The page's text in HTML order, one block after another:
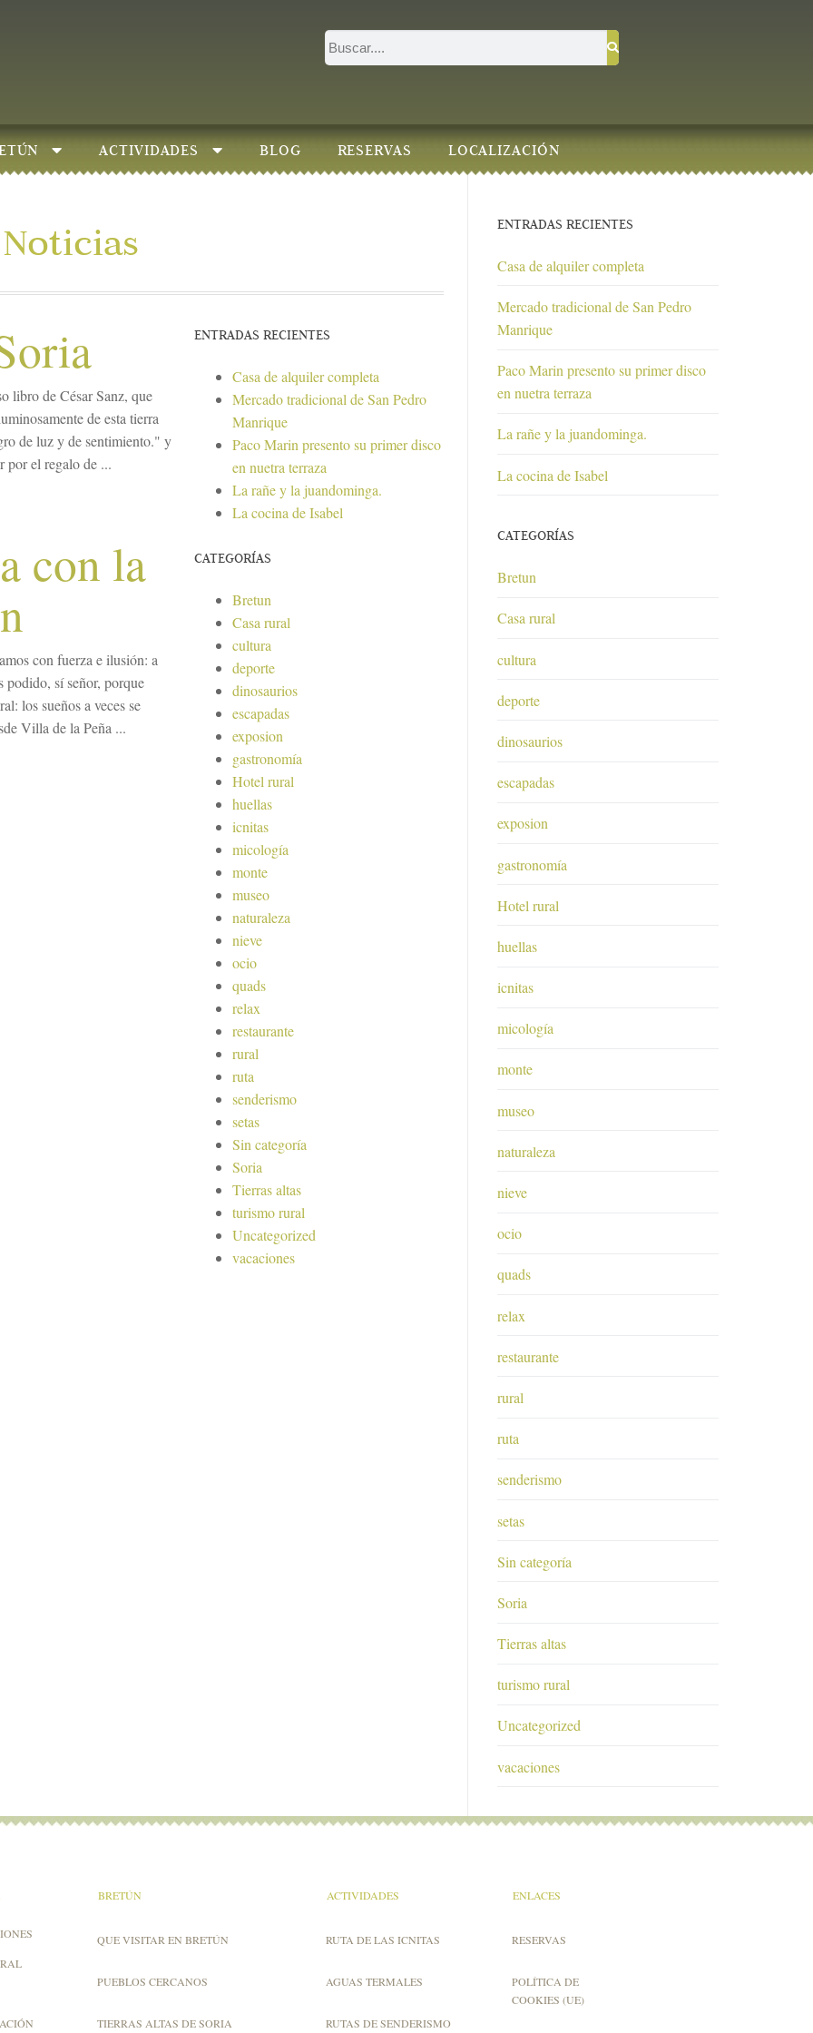
ACTIVIDADES BLOG RESERVAS LOCALIZACIÓN
Noticias
libro de César Sanz, que
de esta tierra
de luz y de sentimiento." y
por el regalo de ...
con la
con fuerza e ilusión: a
podido, sí señor, porque
los sueños a veces se
Villa de la Peña ...
ENTRADAS RECIENTES
Casa de alquiler completa
Mercado tradicional de San Pedro
Manrique
Paco Marin presento su primer disco
en nuetra terraza
La rañe y la juandominga.
La cocina de Isabel
CATEGORÍAS
Bretun
Casa rural
cultura
deporte
dinosaurios
escapadas
exposion
gastronomía
Hotel rural
huellas
icnitas
micología
monte
museo
naturaleza
nieve
ocio
quads
relax
restaurante
rural
ruta
senderismo
setas
Sin categoría
Soria
Tierras altas
turismo rural
Uncategorized
vacaciones
ENTRADAS RECIENTES
Casa de alquiler completa
Mercado tradicional de San Pedro
Manrique
Paco Marin presento su primer disco
en nuetra terraza
La rañe y la juandominga.
La cocina de Isabel
CATEGORÍAS
Bretun
Casa rural
cultura
deporte
dinosaurios
escapadas
exposion
gastronomía
Hotel rural
huellas
icnitas
micología
monte
museo
naturaleza
nieve
ocio
quads
relax
restaurante
rural
ruta
senderismo
setas
Sin categoría
Soria
Tierras altas
turismo rural
Uncategorized
vacaciones
BRETÚN
QUE VISITAR EN BRETÚN
PUEBLOS CERCANOS
TIERRAS ALTAS DE SORIA
ACTIVIDADES
RUTA DE LAS ICNITAS
AGUAS TERMALES
RUTAS DE SENDERISMO
ENLACES
RESERVAS
POLÍTICA DE
COOKIES (UE)